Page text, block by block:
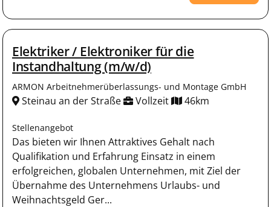
Elektriker / Elektroniker für die
Instandhaltung (m/w/d)
ARMON Arbeitnehmerüberlassungs- und Montage GmbH
Steinau an der Straße Vollzeit 46km
Stellenangebot
Das bieten wir Ihnen Attraktives Gehalt nach
Qualifikation und Erfahrung Einsatz in einem
erfolgreichen, globalen Unternehmen, mit Ziel der
Übernahme des Unternehmens Urlaubs- und
Weihnachtsgeld Ger...